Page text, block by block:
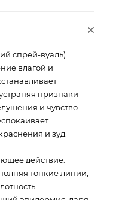
спрей-вуаль)
влагой и
признаки
и чувство
и зуд.
действие:
тонкие линии,